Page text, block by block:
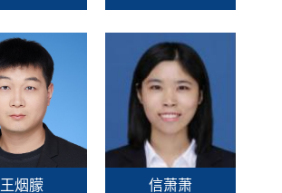
王烟朦 信萧萧